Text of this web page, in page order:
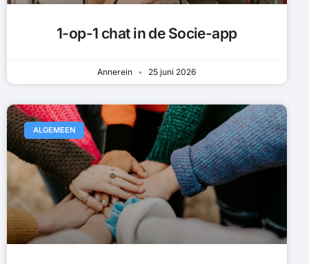
1-op-1 chat in de Socie-app
Annerein 25 juni 2026
ALGEMEEN